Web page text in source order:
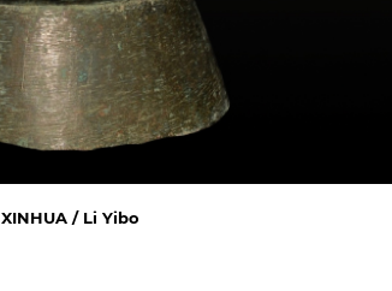
XINHUA / Li Yibo